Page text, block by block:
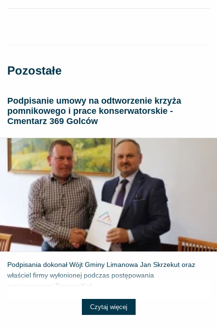
Pozostałe
Podpisanie umowy na odtworzenie krzyża
pomnikowego i prace konserwatorskie -
Cmentarz 369 Golców
Podpisania dokonał Wójt Gminy Limanowa Jan Skrzekut oraz
właściel firmy wyłonionej podczas postępowania
przetargowego Tomasz Koś...
Czytaj więcej